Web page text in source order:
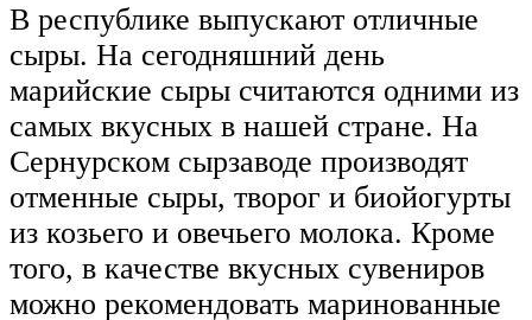
В республике выпускают отличные
сыры. На сегодняшний день
марийские сыры считаются одними из
самых вкусных в нашей стране. На
Сернурском сырзаводе производят
отменные сыры, творог и биойогурты
из козьего и овечьего молока. Кроме
того, в качестве вкусных сувениров
можно рекомендовать маринованные